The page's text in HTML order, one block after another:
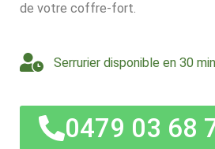
de votre coffre-fort.
Serrurier disponible en 30 min
0479 03 68